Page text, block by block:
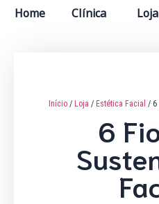
Home Clínica Loja
Início / Loja / Estética Facial / 6
6